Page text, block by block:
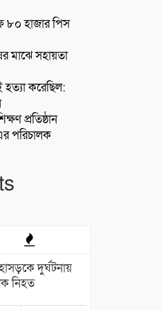
৮০ হাজার পিস
মাঝে সহায়তা
করেছিল:
প্রতিষ্ঠান
পরিচালক
‌দুর্ঘটনায়
নিহত